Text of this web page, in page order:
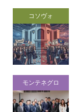
コソヴォ
モンテネグロ